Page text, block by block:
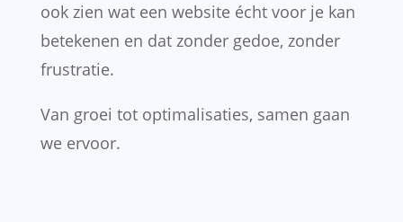
ook zien wat een website écht voor je kan
betekenen en dat zonder gedoe, zonder
frustratie.
Van groei tot optimalisaties, samen gaan
we ervoor.